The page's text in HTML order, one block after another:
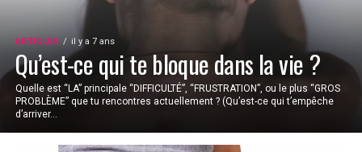
ARTICLES il y a 7 ans
Qu’est-ce qui te bloque dans la vie ?
Quelle est “LA” principale “DIFFICULTÉ”, “FRUSTRATION”, ou le plus “GROS
PROBLÈME” que tu rencontres actuellement ? (Qu’est-ce qui t’empêche
d’arriver...